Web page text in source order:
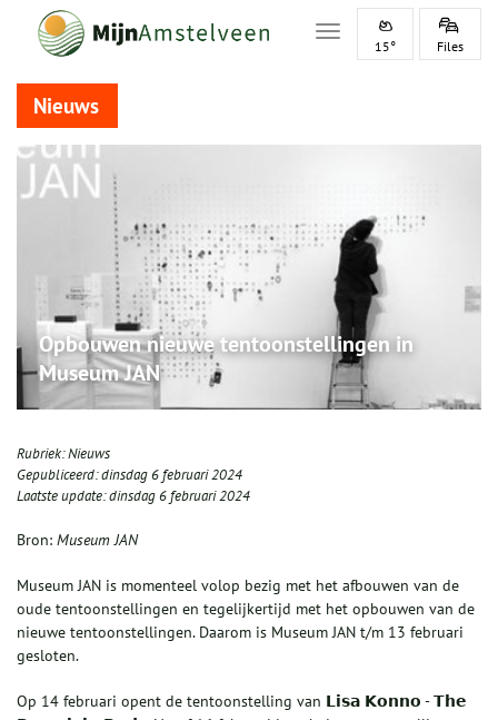
Toggle navigation
15° Files
Nieuws
Opbouwen nieuwe tentoonstellingen in
Museum JAN
Rubriek:Nieuws
Gepubliceerd:dinsdag 6 februari 2024
Laatste update:dinsdag 6 februari 2024
Bron: Museum JAN
Museum JAN is momenteel volop bezig met het afbouwen van de
oude tentoonstellingen en tegelijkertijd met het opbouwen van de
nieuwe tentoonstellingen. Daarom is Museum JAN t/m 13 februari
gesloten.
Op 14 februari opent de tentoonstelling van 𝗟𝗶𝘀𝗮 𝗞𝗼𝗻𝗻𝗼 - 𝗧𝗵𝗲